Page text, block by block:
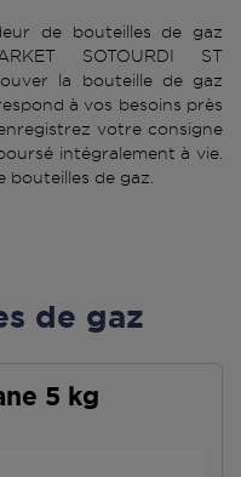
de bouteilles de gaz
SOTOURDI ST
la bouteille de gaz
à vos besoins près
votre consigne
intégralement à vie.
de gaz.
de gaz
5 kg